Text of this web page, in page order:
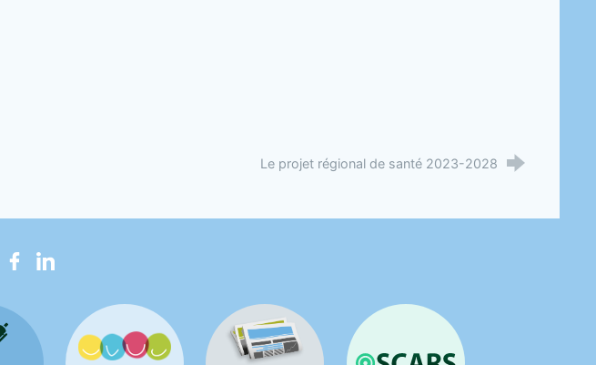
Le projet régional de santé 2023-2028
Partager sur Facebook
Partager sur LinkedIn